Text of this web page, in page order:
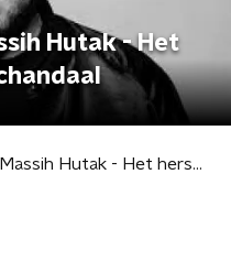
Hutak - Het
Druktemaker Massih Hutak - Het hersteloperatieschandaal